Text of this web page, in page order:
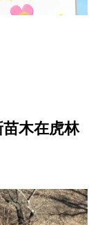
木在虎林